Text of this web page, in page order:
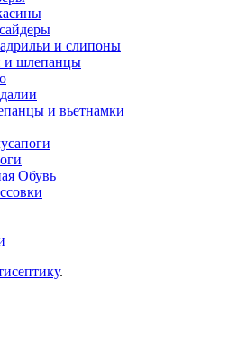
и слипоны
и шлепанцы
и вьетнамки
Обувь
.